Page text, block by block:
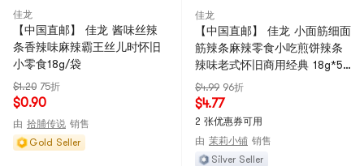
佳龙
【中国直邮】 佳龙 酱味丝辣
条香辣味麻辣霸王丝儿时怀旧
小零食18g/袋
$1.20 75折
$0.90
由 拾脯传说 销售
Gold Seller
佳龙
【中国直邮】 佳龙 小面筋细面
筋辣条麻辣零食小吃煎饼辣条
辣味老式怀旧商用经典 18g*5
包
$4.99 96折
$4.77
2 张优惠券可用
由 茉莉小铺 销售
Silver Seller